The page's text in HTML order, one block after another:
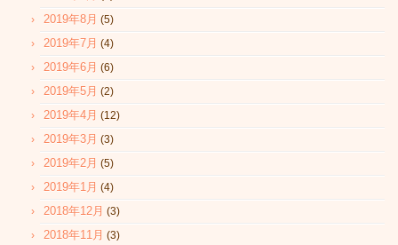
2019年8月 (5)
2019年7月 (4)
2019年6月 (6)
2019年5月 (2)
2019年4月 (12)
2019年3月 (3)
2019年2月 (5)
2019年1月 (4)
2018年12月 (3)
2018年11月 (3)